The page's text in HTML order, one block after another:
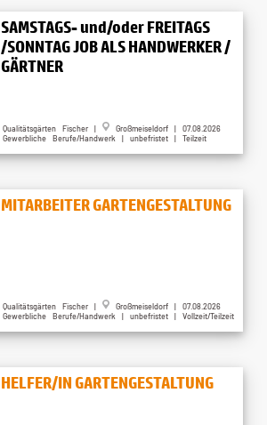
SAMSTAGS- und/oder FREITAGS
/SONNTAG JOB ALS HANDWERKER /
GÄRTNER
Qualitätsgärten Fischer |
Großmeiseldorf | 07.08.2026
Gewerbliche Berufe/Handwerk | unbefristet | Teilzeit
MITARBEITER GARTENGESTALTUNG
Qualitätsgärten Fischer |
Großmeiseldorf | 07.08.2026
Gewerbliche Berufe/Handwerk | unbefristet | Vollzeit/Teilzeit
HELFER/IN GARTENGESTALTUNG